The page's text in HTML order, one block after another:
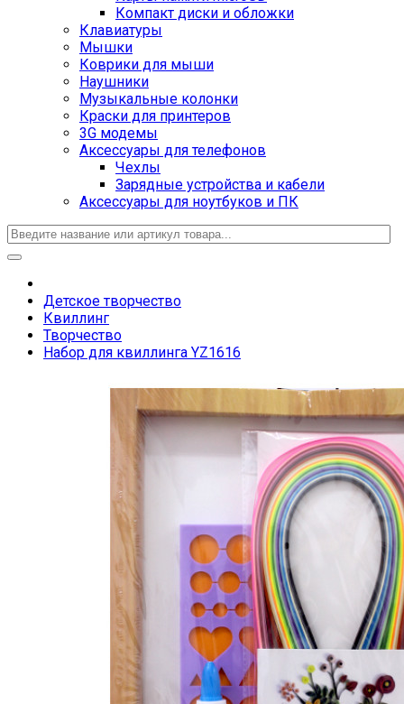
Компакт диски и обложки
Клавиатуры
Мышки
Коврики для мыши
Наушники
Музыкальные колонки
Краски для принтеров
3G модемы
Аксессуары для телефонов
Чехлы
Зарядные устройства и кабели
Аксессуары для ноутбуков и ПК
Детское творчество
Квиллинг
Творчество
Набор для квиллинга YZ1616